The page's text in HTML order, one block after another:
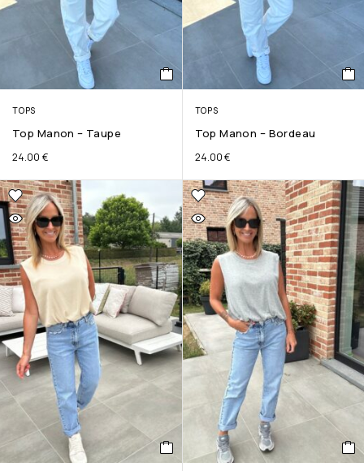
TOPS
Top Manon – Taupe
24.00 €
TOPS
Top Manon – Bordeau
24.00€